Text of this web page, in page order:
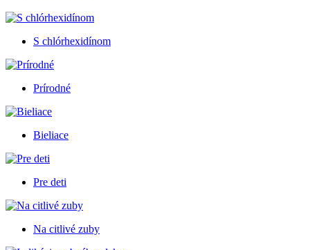
S chlórhexidínom
Prírodné
Bieliace
Pre deti
Na citlivé zuby